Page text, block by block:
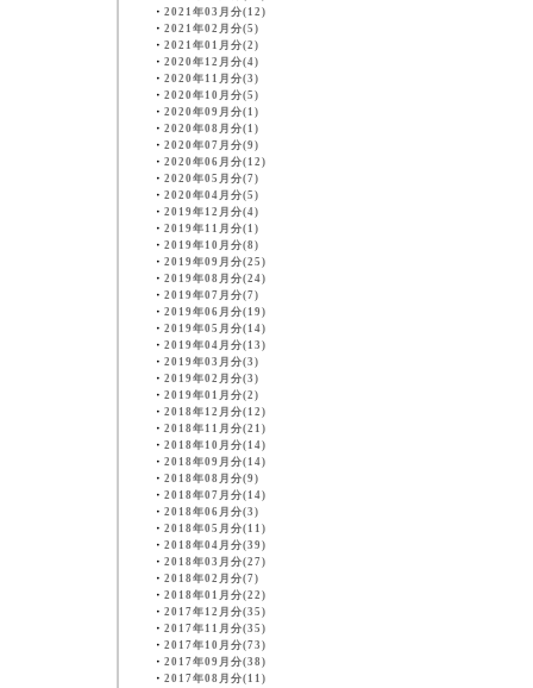
・ 2021年03月分(12)
・ 2021年02月分(5)
・ 2021年01月分(2)
・ 2020年12月分(4)
・ 2020年11月分(3)
・ 2020年10月分(5)
・ 2020年09月分(1)
・ 2020年08月分(1)
・ 2020年07月分(9)
・ 2020年06月分(12)
・ 2020年05月分(7)
・ 2020年04月分(5)
・ 2019年12月分(4)
・ 2019年11月分(1)
・ 2019年10月分(8)
・ 2019年09月分(25)
・ 2019年08月分(24)
・ 2019年07月分(7)
・ 2019年06月分(19)
・ 2019年05月分(14)
・ 2019年04月分(13)
・ 2019年03月分(3)
・ 2019年02月分(3)
・ 2019年01月分(2)
・ 2018年12月分(12)
・ 2018年11月分(21)
・ 2018年10月分(14)
・ 2018年09月分(14)
・ 2018年08月分(9)
・ 2018年07月分(14)
・ 2018年06月分(3)
・ 2018年05月分(11)
・ 2018年04月分(39)
・ 2018年03月分(27)
・ 2018年02月分(7)
・ 2018年01月分(22)
・ 2017年12月分(35)
・ 2017年11月分(35)
・ 2017年10月分(73)
・ 2017年09月分(38)
・ 2017年08月分(11)